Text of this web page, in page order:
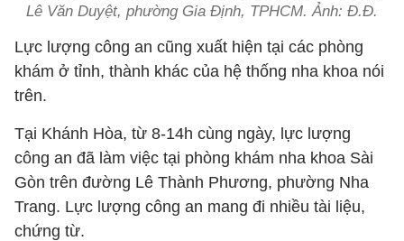
Lê Văn Duyệt, phường Gia Định, TPHCM. Ảnh: Đ.Đ.
Lực lượng công an cũng xuất hiện tại các phòng
khám ở tỉnh, thành khác của hệ thống nha khoa nói
trên.
Tại Khánh Hòa, từ 8-14h cùng ngày, lực lượng
công an đã làm việc tại phòng khám nha khoa Sài
Gòn trên đường Lê Thành Phương, phường Nha
Trang. Lực lượng công an mang đi nhiều tài liệu,
chứng từ.